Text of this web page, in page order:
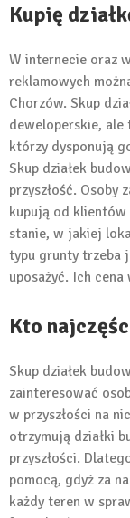
Kupię
W internecie oraz
reklamowych
Chorzów. Skup
deweloperskie, ale
którzy dysponują
Skup działek
przyszłość.
kupują od klientów
stanie, w jakiej
typu grunty trzeba
uposażyć. Ich
Kto
Skup działek
zainteresować
w przyszłości na
otrzymują działki
przyszłości.
pomocą, gdyż za
każdy teren w